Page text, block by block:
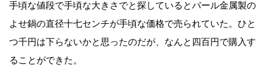
手頃な値段で手頃な大きさでと探しているとパール金属製の
よせ鍋の直径十七センチが手頃な価格で売られていた。ひと
つ千円は下らないかと思ったのだが、なんと四百円で購入す
ることができた。